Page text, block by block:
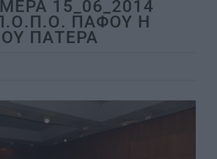
15_06_2014
ΠΑΦΟΥ Η
ΠΑΤΕΡΑ